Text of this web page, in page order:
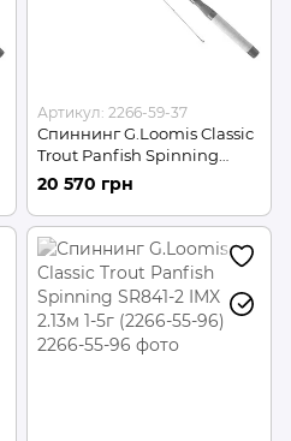
Артикул: 2266-59-37
Спиннинг G.Loomis Classic
Trout Panfish Spinning
SR843-2 GL3 2.13м 1.7-9г
(2266-59-37)
20 570 грн